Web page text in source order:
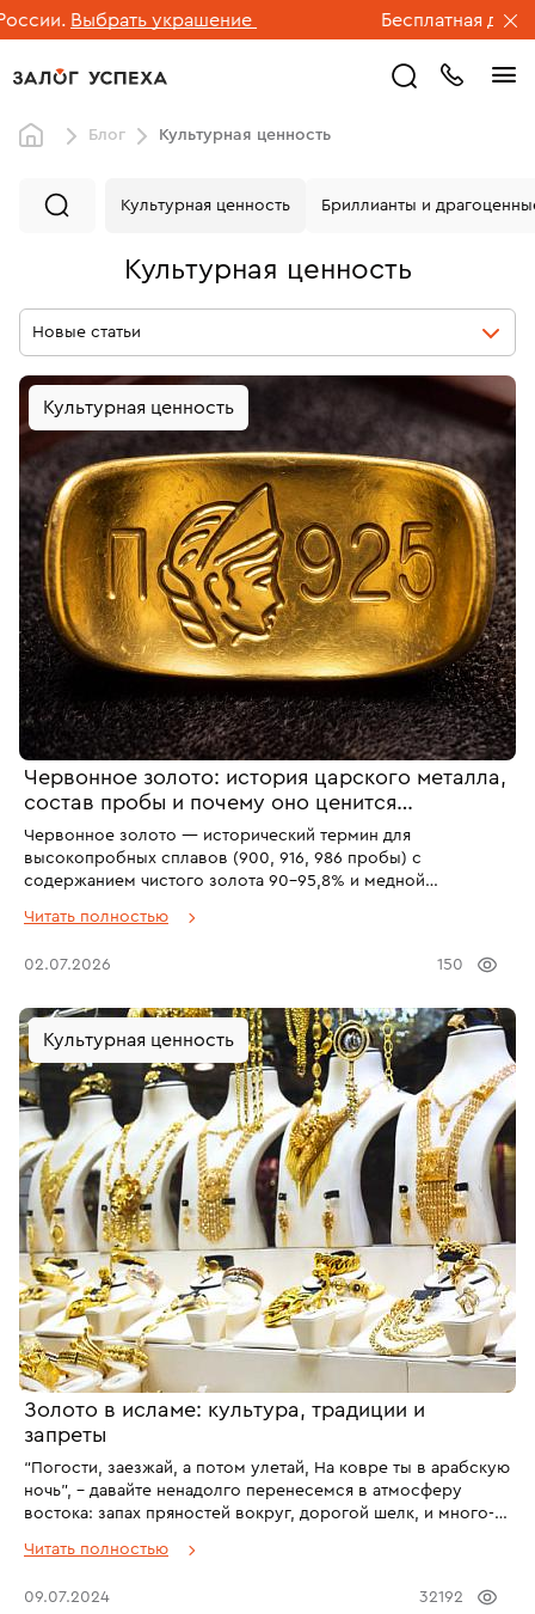
украшение Бесплатная доставка
Блог Культурная ценность
Культурная ценность
Бриллианты и
Культурная ценность
Новые статьи
Культурная ценность
Червонное золото: история царского металла,
состав пробы и почему оно ценится
коллекционерами
Червонное золото — исторический термин для
высокопробных сплавов (900, 916, 986 пробы) с
содержанием чистого золота 90–95,8% и медной
теплым красноватым отливом. В современных ювелирных
инвестиционных монет, царских регалий и антикварных
Читать полностью
02.07.2026 150
Культурная ценность
Золото в исламе: культура, традиции и
запреты
“Погости, заезжай, а потом улетай, На ковре ты в арабскую
ночь”, – давайте ненадолго перенесемся в атмосферу
востока: запах пряностей вокруг, дорогой шелк, и много-
женщину, которая не украсила бы себя золотым
исламе играет огромное значение: это и дань уважения, и
Читать полностью
09.07.2024 32192